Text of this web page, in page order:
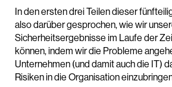
In den ersten drei Teilen dieser
also darüber gesprochen, wie wir
Sicherheitsergebnisse im Laufe der
können, indem wir die Probleme
Unternehmen (und damit auch die IT)
Risiken in die Organisation